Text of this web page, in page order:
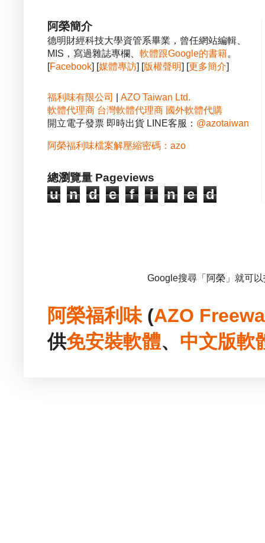
阿榮簡介
德明財經科技大學資管系畢業，曾任網站編輯、
MIS，寫過雜誌專欄、 軟體跟Google的書籍。
[Facebook] [媒體專訪] [版權聲明] [更多簡介]
福利味有限公司
AZO Taiwan Ltd.
軟體代理商 台灣軟體代理商 國外軟體代購
開立電子發票 即時出貨 LINE客服： @azotaiwan
阿榮福利味檔案解壓縮密碼：azo
總瀏覽量 Pageviews
u n d e f i n e d
Google搜尋「阿榮」就可
阿榮福利味(AZO
供免安裝軟體、 中文版軟